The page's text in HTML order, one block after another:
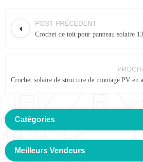
POST PRÉCÉDENT
Crochet de toit pour panneau solaire
Catégories
Meilleurs Vendeurs